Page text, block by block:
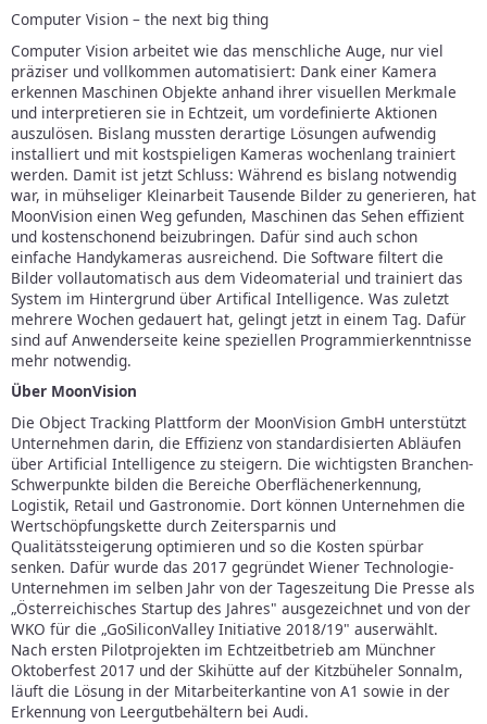
Computer Vision – the next big thing
Computer Vision arbeitet wie das menschliche Auge, nur viel
präziser und vollkommen automatisiert: Dank einer Kamera
erkennen Maschinen Objekte anhand ihrer visuellen Merkmale
und interpretieren sie in Echtzeit, um vordefinierte Aktionen
auszulösen. Bislang mussten derartige Lösungen aufwendig
installiert und mit kostspieligen Kameras wochenlang trainiert
werden. Damit ist jetzt Schluss: Während es bislang notwendig
war, in mühseliger Kleinarbeit Tausende Bilder zu generieren, hat
MoonVision einen Weg gefunden, Maschinen das Sehen effizient
und kostenschonend beizubringen. Dafür sind auch schon
einfache Handykameras ausreichend. Die Software filtert die
Bilder vollautomatisch aus dem Videomaterial und trainiert das
System im Hintergrund über Artifical Intelligence. Was zuletzt
mehrere Wochen gedauert hat, gelingt jetzt in einem Tag. Dafür
sind auf Anwenderseite keine speziellen Programmierkenntnisse
mehr notwendig.
Über MoonVision
Die Object Tracking Plattform der MoonVision GmbH unterstützt
Unternehmen darin, die Effizienz von standardisierten Abläufen
über Artificial Intelligence zu steigern. Die wichtigsten Branchen-
Schwerpunkte bilden die Bereiche Oberflächenerkennung,
Logistik, Retail und Gastronomie. Dort können Unternehmen die
Wertschöpfungskette durch Zeitersparnis und
Qualitätssteigerung optimieren und so die Kosten spürbar
senken. Dafür wurde das 2017 gegründet Wiener Technologie-
Unternehmen im selben Jahr von der Tageszeitung Die Presse als
„Österreichisches Startup des Jahres" ausgezeichnet und von der
WKO für die „GoSiliconValley Initiative 2018/19" auserwählt.
Nach ersten Pilotprojekten im Echtzeitbetrieb am Münchner
Oktoberfest 2017 und der Skihütte auf der Kitzbüheler Sonnalm,
läuft die Lösung in der Mitarbeiterkantine von A1 sowie in der
Erkennung von Leergutbehältern bei Audi.